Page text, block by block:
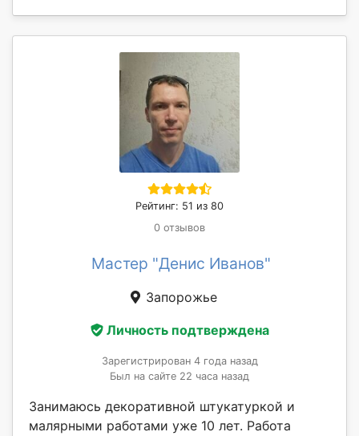
Рейтинг: 51 из 80
0 отзывов
Мастер "Денис Иванов"
Запорожье
Личность подтверждена
Зарегистрирован 4 года назад
Был на сайте 22 часа назад
Занимаюсь декоративной штукатуркой и
малярными работами уже 10 лет. Работа